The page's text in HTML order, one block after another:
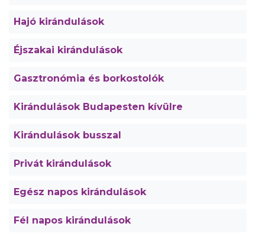
Hajó kirándulások
Éjszakai kirándulások
Gasztronómia és borkostolók
Kirándulások Budapesten kívülre
Kirándulások busszal
Privát kirándulások
Egész napos kirándulások
Fél napos kirándulások